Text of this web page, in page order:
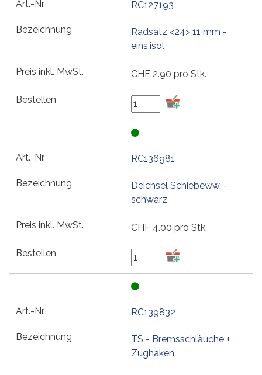
RC127193
Radsatz <24> 11 mm -
eins.isol
CHF 2.90 pro Stk.
RC136981
Deichsel Schiebeww. -
schwarz
CHF 4.00 pro Stk.
RC139832
TS - Bremsschläuche +
Zughaken